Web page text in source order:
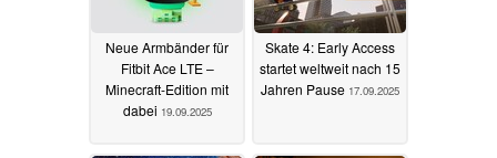
Neue Armbänder für
Fitbit Ace LTE –
Minecraft-Edition mit
dabei 19.09.2025
Skate 4: Early Access
startet weltweit nach 15
Jahren Pause 17.09.2025